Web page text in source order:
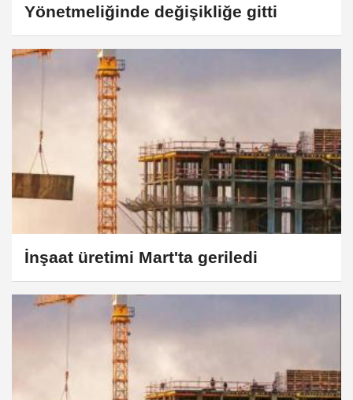
Yönetmeliğinde değişikliğe gitti
İnşaat üretimi Mart'ta geriledi